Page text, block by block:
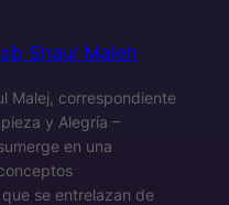
Shaul Maleh
Malej, correspondiente
y Alegría –
en una
se entrelazan de